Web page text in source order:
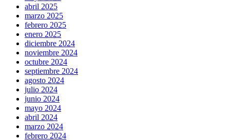
abril 2025
marzo 2025
febrero 2025
enero 2025
diciembre 2024
noviembre 2024
octubre 2024
septiembre 2024
agosto 2024
julio 2024
junio 2024
mayo 2024
abril 2024
marzo 2024
febrero 2024